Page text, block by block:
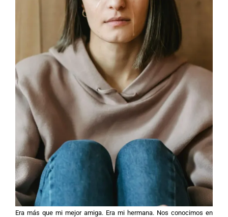
Era más que mi mejor amiga. Era mi hermana. Nos conocimos en